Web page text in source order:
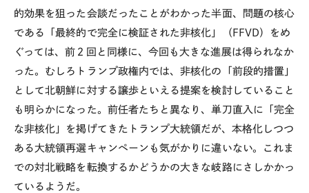
的効果を狙った会談だったことがわかった半面、問題の核心
である「最終的で完全に検証された非核化」（FFVD）をめ
ぐっては、前２回と同様に、今回も大きな進展は得られなか
った。むしろトランプ政権内では、非核化の「前段的措置」
として北朝鮮に対する譲歩といえる提案を検討していること
も明らかになった。前任者たちと異なり、単刀直入に「完全
な非核化」を掲げてきたトランプ大統領だが、本格化しつつ
ある大統領再選キャンペーンも気がかりに違いない。これま
での対北戦略を転換するかどうかの大きな岐路にさしかかっ
ているようだ。